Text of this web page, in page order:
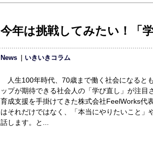
今年は挑戦してみたい！「
News いきいきコラム
人生100年時代、70歳まで働く社会になると
ップが期待できる社会人の「学び直し」が注
育成支援を手掛けてきた株式会社FeelWorks代
はそれだけではなく、「本当にやりたいこと」
話します。と...